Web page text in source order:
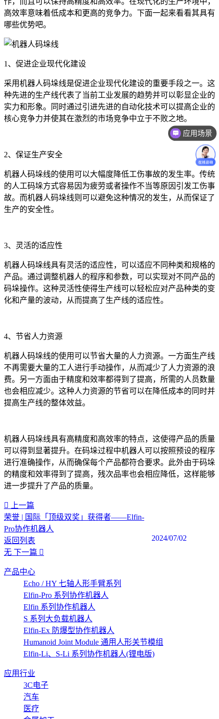
高效率意味着低成本和更高的竞争力。下面一起来看看其具有
哪些优势吧。
1、促进企业现代化建设
采用机器人码垛线是促进企业现代化建设的重要手段之一。这
种先进的生产线代表了当前工业发展的趋势并可以彰显企业的
实力和形象。同时通过引进先进的自动化技术可以提高企业的
核心竞争力并使其在激烈的市场竞争中立于不败之地。
2、保证生产安全
机器人码垛线的使用可以大幅度降低工伤事故的发生率。传统
的人工码垛方式容易因为疲劳或者操作不当等原因引发工伤事
故。而机器人码垛线则可以避免这种情况的发生，从而保证了
生产的安全性。
3、灵活的适应性
机器人码垛线具有灵活的适应性，可以适应不同种类和规格的
产品。通过调整机器人的程序和参数，可以实现对不同产品的
码垛操作。这种灵活性使得生产线可以轻松应对产品种类的变
化和产量的波动，从而提高了生产线的适应性。
4、节省人力资源
机器人码垛线的使用可以节省大量的人力资源。一方面生产线
不再需要大量的工人进行手动操作，从而减少了人力资源的浪
费。另一方面由于精度和效率都得到了提高，所需的人员数量
也会相应减少。这种人力资源的节省可以在降低成本的同时并
提高生产线的整体效益。
机器人码垛线具有高精度和高效率的特点，这使得产品的质量
可以得到显著提升。在码垛过程中机器人可以按照预设的程序
进行准确操作，从而确保每个产品都符合要求。此外由于码垛
的精度和效率得到了提高，残次品率也会相应降低，这样能够
进一步提升了产品的质量。‍
上一篇
荣誉 | 国际「顶级双奖」获得者——Elfin-
Pro协作机器人
2024/07/02
返回列表
无 下一篇
产品中心
Echo / HY 七轴人形手臂系列
Elfin-Pro 系列协作机器人
Elfin 系列协作机器人
S 系列大负载机器人
Elfin-Ex 防爆型协作机器人
Humanoid Joint Module 通用人形关节模组
Elfin-Li、S-Li 系列协作机器人(锂电版)
应用行业
3C电子
汽车
医疗
应用场景